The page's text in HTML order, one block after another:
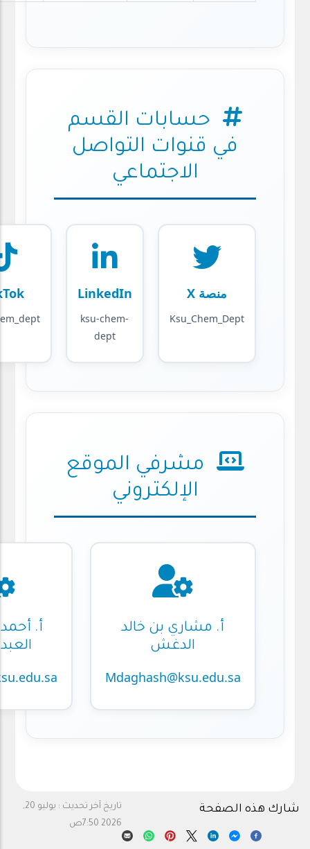
حسابات القسم
في قنوات التواصل
الاجتماعي
منصة X
Ksu_Chem_Dept
LinkedIn
ksu-chem-
dept
مشرفي الموقع
الإلكتروني
أ. مشاري بن خالد
الدغش
Mdaghash@ksu.edu.sa
أ.
تاريخ آخر تحديث :
يوليو 20,
2026 7:50ص
شارك هذه الصفحة